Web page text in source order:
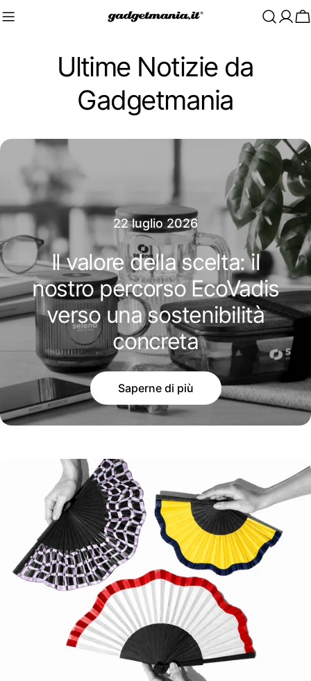
Ultime Notizie da
Gadgetmania
22 luglio 2026
Il valore della scelta: il
nostro percorso EcoVadis
verso una sostenibilità
concreta
Saperne di più